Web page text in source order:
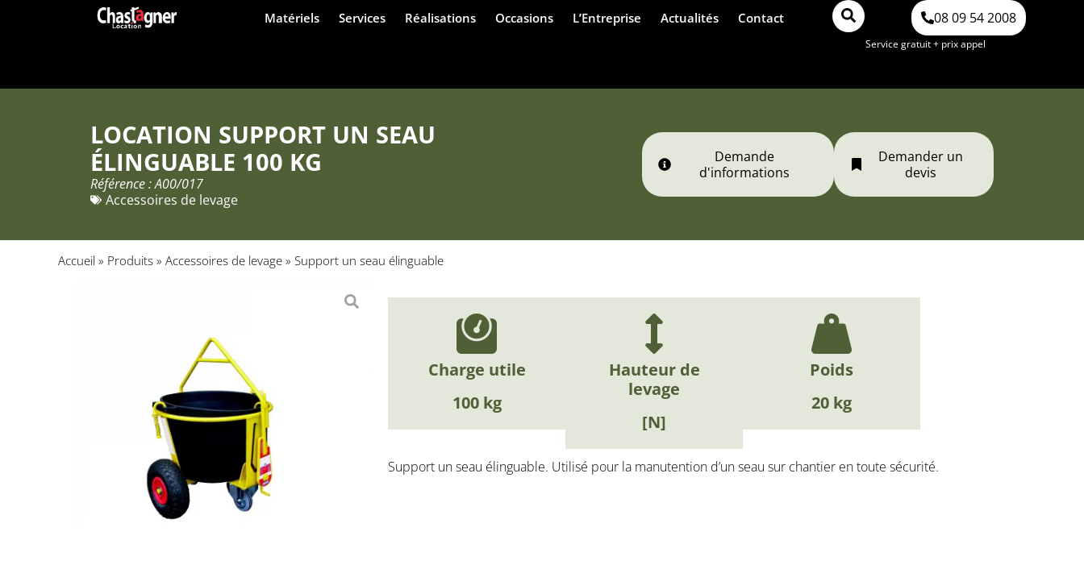
Matériels Services Réalisations Occasions L’Entreprise Actualités Contact 08 09 54 2008
Service gratuit + prix appel
LOCATION SUPPORT UN SEAU
ÉLINGUABLE 100 KG
Référence : A00/017
Accessoires de levage
Demande
d'informations
Demander un
devis
Accueil » Produits » Accessoires de levage » Support un seau élinguable
Charge utile
100 kg
Hauteur de
levage
[N]
Poids
20 kg
Support un seau élinguable. Utilisé pour la manutention d’un seau sur chantier en toute sécurité.